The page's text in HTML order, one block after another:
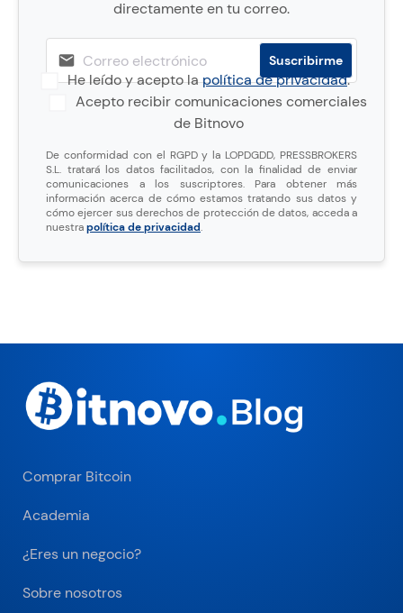
directamente en tu correo.
He leído y acepto lapolítica de privacidad.
Acepto recibir comunicaciones comerciales
de Bitnovo
De conformidad con el RGPD y la LOPDGDD, PRESSBROKERS
S.L. tratará los datos facilitados, con la finalidad de enviar
comunicaciones a los suscriptores. Para obtener más
información acerca de cómo estamos tratando sus datos y
cómo ejercer sus derechos de protección de datos, acceda a
nuestrapolítica de privacidad.
Comprar Bitcoin
Academia
¿Eres un negocio?
Sobre nosotros